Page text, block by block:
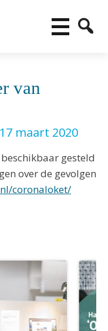
van
maart 2020
gesteld
over de gevolgen
coronaloket/